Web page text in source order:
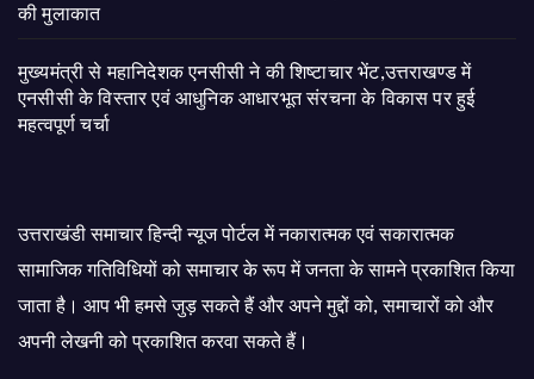
की मुलाकात
मुख्यमंत्री से महानिदेशक एनसीसी ने की शिष्टाचार भेंट,उत्तराखण्ड में
एनसीसी के विस्तार एवं आधुनिक आधारभूत संरचना के विकास पर हुई
महत्वपूर्ण चर्चा
उत्तराखंडी समाचार हिन्दी न्यूज पोर्टल में नकारात्मक एवं सकारात्मक
सामाजिक गतिविधियों को समाचार के रूप में जनता के सामने प्रकाशित किया
जाता है। आप भी हमसे जुड़ सकते हैं और अपने मुद्दों को, समाचारों को और
अपनी लेखनी को प्रकाशित करवा सकते हैं।